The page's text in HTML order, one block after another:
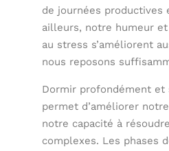
de journées productives
ailleurs, notre humeur
au stress s’améliorent
nous reposons
Dormir profondément et
permet d’améliorer
notre capacité à
complexes. Les phases